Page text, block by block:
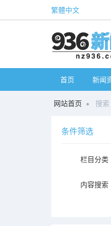
繁體中文
首页 新闻
网站首页 搜索
条件筛选
栏目分类
内容搜索